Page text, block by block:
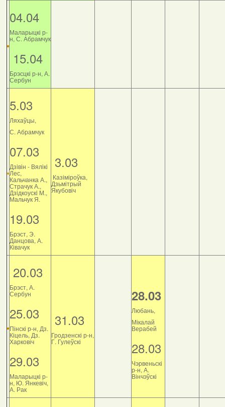
04.04
Маларыцкі р-
н, С. Абрамчук
15.04
Брэсцкі р-н, А.
Сербун
5.03
Ляхаўцы,
С. Абрамчук
07.03
Дзiвiн - Вялiкi
Лес,
Кальчанка А.,
Страчук А.,
Дзiдкоускi М.,
Мальчук Я.
19.03
Брэст, Э.
Данцова, А.
Ківачук
3.03
Казіміроўка,
Дзьмітрый
Якубовіч
20.03
Брэст, А.
Сербун
25.03
Пінскі р-н, Дз.
Кіцель, Дз.
Харковіч
29.03
Маларыцкі р-
н, Ю. Янкевіч,
А. Рак
31.03
Гродзенскі р-н,
Г. Гулеўскі
28.03
Любань,
Мікалай
Верабей
28.03
Чэрвеньскі
р-н, А.
Вінчэўскі